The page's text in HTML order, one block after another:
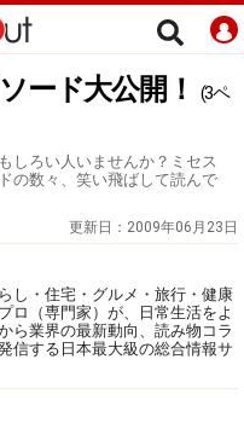
ード大公開！
(3ペ
しろい人いませんか？ミセス
の数々、笑い飛ばして読んで
更新日： 2009年06月23日
し・住宅・グルメ・旅行・健康
ロ（専門家）が、日常生活をよ
ら業界の最新動向、読み物コラ
信する日本最大級の総合情報サ